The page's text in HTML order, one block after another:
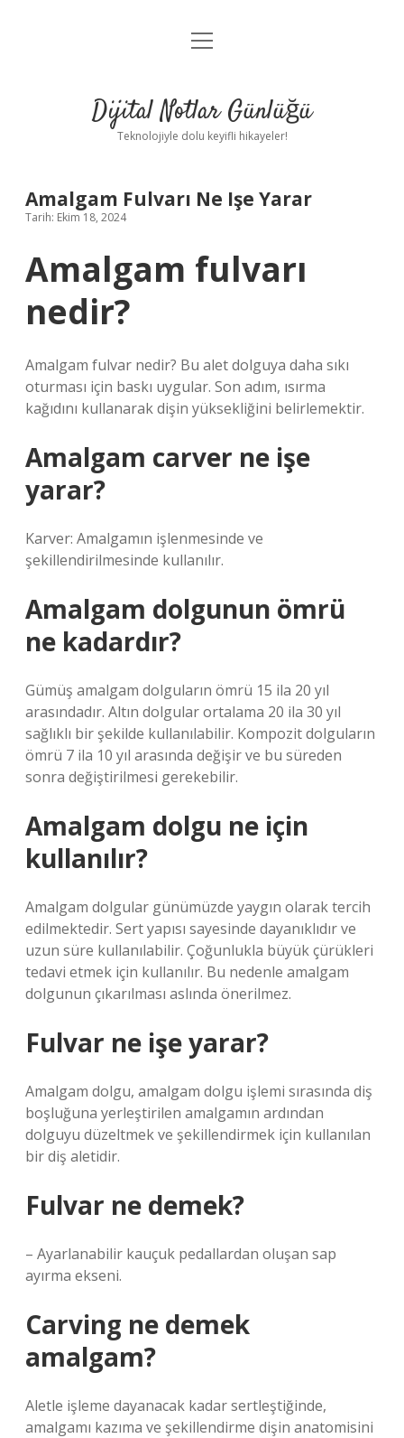
Anasayfa
Yasal Uyarı
menüyü
Dijital Notlar Günlüğü
Teknolojiyle dolu keyifli hikayeler!
Amalgam Fulvarı Ne Işe Yarar
Tarih: Ekim 18, 2024
Amalgam fulvarı
nedir?
Amalgam fulvar nedir? Bu alet dolguya daha sıkı
oturması için baskı uygular. Son adım, ısırma
kağıdını kullanarak dişin yüksekliğini belirlemektir.
Amalgam carver ne işe
yarar?
Karver: Amalgamın işlenmesinde ve
şekillendirilmesinde kullanılır.
Amalgam dolgunun ömrü
ne kadardır?
Gümüş amalgam dolguların ömrü 15 ila 20 yıl
arasındadır. Altın dolgular ortalama 20 ila 30 yıl
sağlıklı bir şekilde kullanılabilir. Kompozit dolguların
ömrü 7 ila 10 yıl arasında değişir ve bu süreden
sonra değiştirilmesi gerekebilir.
Amalgam dolgu ne için
kullanılır?
Amalgam dolgular günümüzde yaygın olarak tercih
edilmektedir. Sert yapısı sayesinde dayanıklıdır ve
uzun süre kullanılabilir. Çoğunlukla büyük çürükleri
tedavi etmek için kullanılır. Bu nedenle amalgam
dolgunun çıkarılması aslında önerilmez.
Fulvar ne işe yarar?
Amalgam dolgu, amalgam dolgu işlemi sırasında diş
boşluğuna yerleştirilen amalgamın ardından
dolguyu düzeltmek ve şekillendirmek için kullanılan
bir diş aletidir.
Fulvar ne demek?
– Ayarlanabilir kauçuk pedallardan oluşan sap
ayırma ekseni.
Carving ne demek
amalgam?
Aletle işleme dayanacak kadar sertleştiğinde,
amalgamı kazıma ve şekillendirme dişin anatomisini